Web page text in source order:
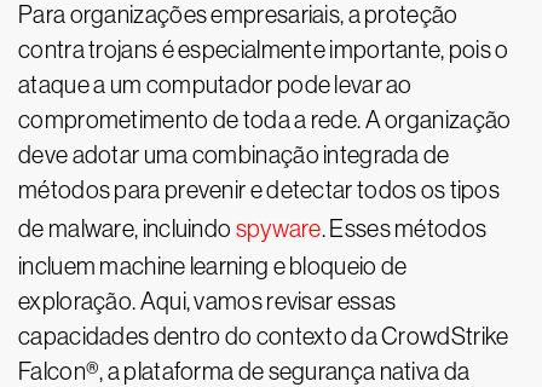
Para organizações empresariais, a proteção
contra trojans é especialmente importante, pois o
ataque a um computador pode levar ao
comprometimento de toda a rede. A organização
deve adotar uma combinação integrada de
métodos para prevenir e detectar todos os tipos
de malware, incluindo spyware. Esses métodos
incluem machine learning e bloqueio de
exploração. Aqui, vamos revisar essas
capacidades dentro do contexto da CrowdStrike
Falcon®, a plataforma de segurança nativa da